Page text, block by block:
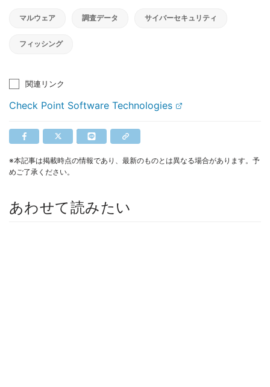
マルウェア 調査データ サイバーセキュリティ
フィッシング
関連リンク
Check Point Software Technologies
※本記事は掲載時点の情報であり、最新のものとは異なる場合があります。予
めご了承ください。
あわせて読みたい